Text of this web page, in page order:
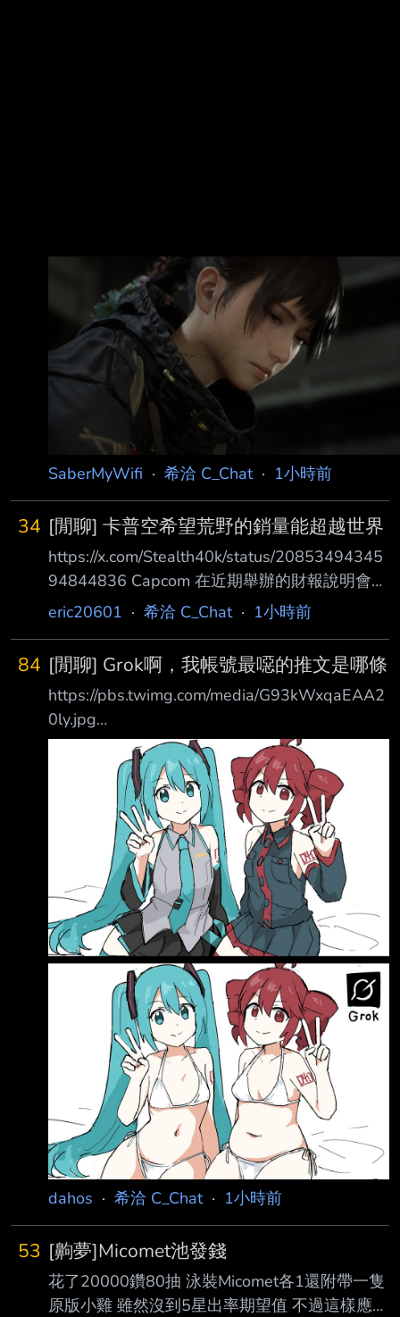
SaberMyWifi · 希洽 C_Chat· 1小時前
34 [閒聊] 卡普空希望荒野的銷量能超越世界
https://x.com/Stealth40k/status/20853494345
94844836 Capcom 在近期舉辦的財報說明會問
答環節中，告訴投資者他們的目標是讓《魔物獵
量。 「隨著效能問題的改善，已使《魔物獵
人：荒野》銷售表現有回升的趨勢。DLC的推出
以 及售價的調整也獲得了一定的反響，未來我
們將持續進行遊戲效能的優化，中希望在中長
期能使《魔物獵人：荒野》的總銷量超越《魔物
獵人：世界》。」 - 荒野銷量依照26財年 Q3 財
報顯示已突破1100萬套
eric20601 · 希洽 C_Chat· 1小時前
84 [閒聊] Grok啊，我帳號最噁的推文是哪條
https://pbs.twimg.com/media/G93kWxqaEAA2
0ly.jpg
https://x.com/tentenchan2525/status/2008012
435975016567
https://pbs.twimg.com/media/HPFjMf2acAALTj
https://x.com/shisha_game/status/2085557310
437646748 「明明個人簡介都寫著『請勿用於
AI 學習或讀取』，卻還特地把我叫來，想讓我
把所有貼文都翻一遍，這篇
dahos · 希洽 C_Chat· 1小時前
53 [齁夢]Micomet池發錢
花了20000鑽80抽 泳裝Micomet各1還附帶一隻
原版小雞 雖然沒到5星出率期望值 不過這樣應該